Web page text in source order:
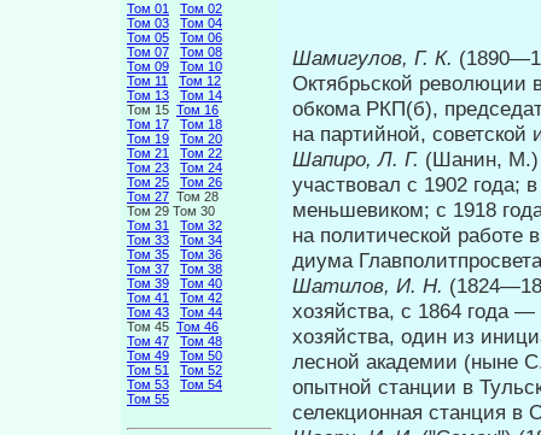
Том 01
Том 02
Том 03
Том 04
Том 05
Том 06
Том 07
Том 08
Том 09
Том 10
Том 11
Том 12
Том 13
Том 14
Том 15 Том 16
Том 17
Том 18
Том 19
Том 20
Том 21
Том 22
Том 23
Том 24
Том 25
Том 26
Том 27 Том 28
Том 29 Том 30
Том 31
Том 32
Том 33
Том 34
Том 35
Том 36
Том 37
Том 38
Том 39
Том 40
Том 41
Том 42
Том 43
Том 44
Том 45 Том 46
Том 47
Том 48
Том 49
Том 50
Том 51
Том 52
Том 53
Том 54
Том 55
Шамигулов, Г. К.
Октябрьской революции
обкома РКП(б),
на партийной,
Шапиро, Л. Г. (Шанин, М.)
участвовал с 1902 года;
меньшевиком; с 1918
на политической
диума
Шатилов, И. Н.
хозяйства, с 1864 года —
хозяйства, один из
лесной академии (ныне
опытной станции в
селекционная станция